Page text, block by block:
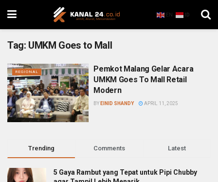
EN ID
Tag: UMKM Goes to Mall
REGIONAL
Pemkot Malang Gelar Acara
UMKM Goes To Mall Retail
Modern
BY EINID SHANDY APRIL 11, 2025
Trending Comments Latest
5 Gaya Rambut yang Tepat untuk Pipi Chubby